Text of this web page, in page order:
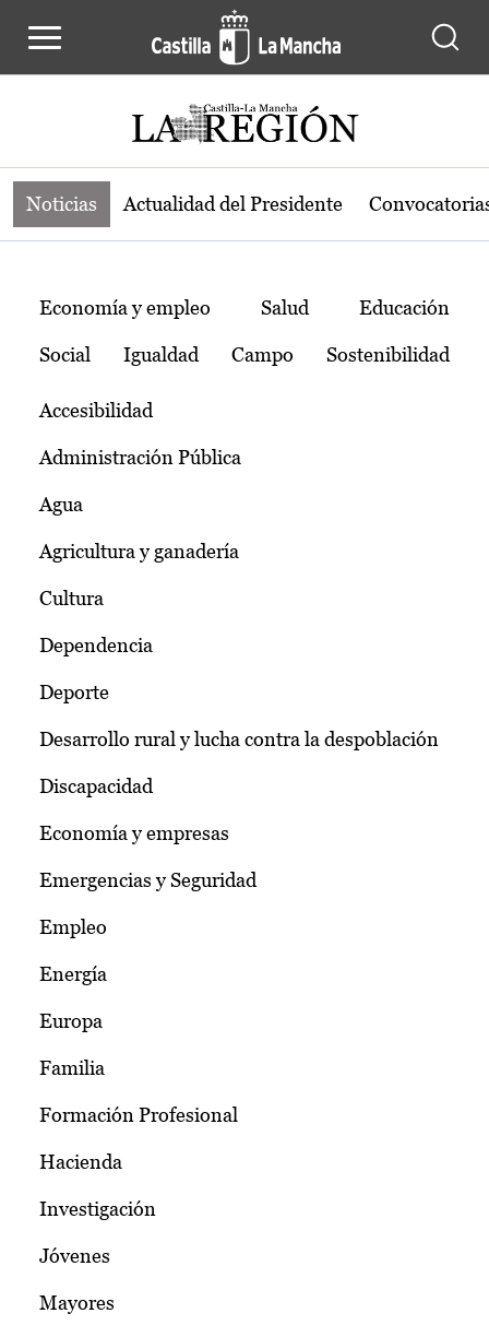
Noticias de la región de Castilla-La
Noticias Actualidad del Presidente
Temas
Economía y empleo Salud Educación
Social Igualdad Campo Sostenibilidad
Accesibilidad
Administración Pública
Agua
Agricultura y ganadería
Cultura
Dependencia
Deporte
Desarrollo rural y lucha contra la despoblación
Discapacidad
Economía y empresas
Emergencias y Seguridad
Empleo
Energía
Europa
Familia
Formación Profesional
Hacienda
Investigación
Jóvenes
Mayores